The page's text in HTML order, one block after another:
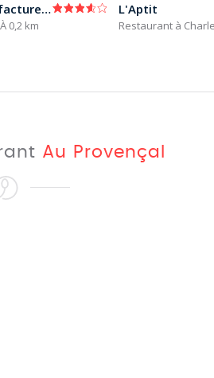
La Table de la Manufacture Urbaine
0,2 km
L'Aptit
Restaurant à
Au Provençal